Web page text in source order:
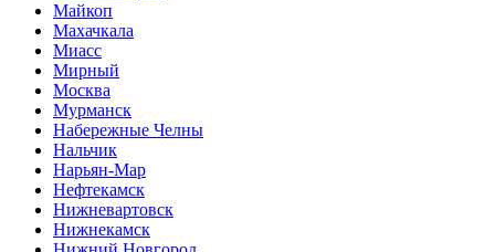
Майкоп
Махачкала
Миасс
Мирный
Москва
Мурманск
Набережные Челны
Нальчик
Нарьян-Мар
Нефтекамск
Нижневартовск
Нижнекамск